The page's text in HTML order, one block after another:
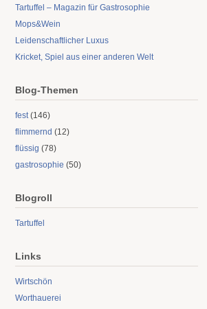
Tartuffel – Magazin für Gastrosophie
Mops&Wein
Leidenschaftlicher Luxus
Kricket, Spiel aus einer anderen Welt
Blog-Themen
fest(146)
flimmernd (12)
flüssig (78)
gastrosophie (50)
Blogroll
Tartuffel
Links
Wirtschön
Worthauerei